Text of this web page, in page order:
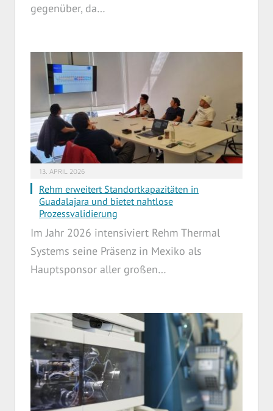
gegenüber, da…
13. APRIL 2026
Rehm erweitert Standortkapazitäten in
Guadalajara und bietet nahtlose
Prozessvalidierung
Im Jahr 2026 intensiviert Rehm Thermal
Systems seine Präsenz in Mexiko als
Hauptsponsor aller großen…